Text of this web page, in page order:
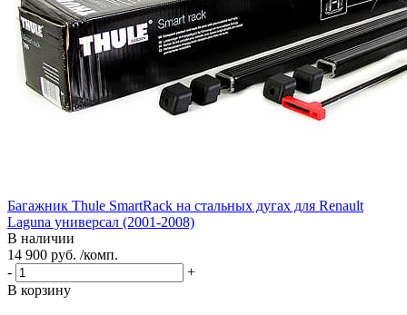
Багажник Thule SmartRack на стальных дугах для Renault
Laguna универсал (2001-2008)
В наличии
14 900 руб. /комп.
-
+
В корзину